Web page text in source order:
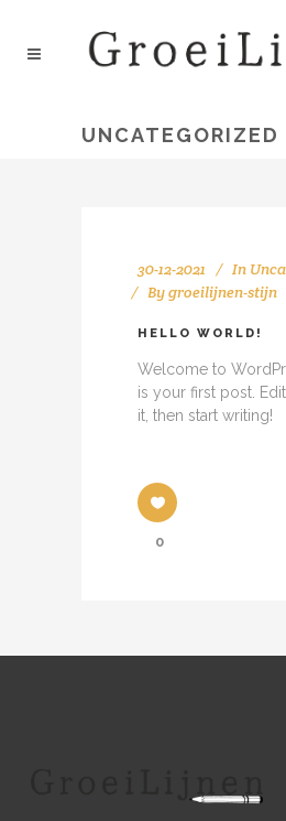
UNCATEGORIZED
30-12-2021 In
Bygroeilijnen-stijn
HELLO WORLD!
Welcome to
is your first post.
it, then start writing!
0